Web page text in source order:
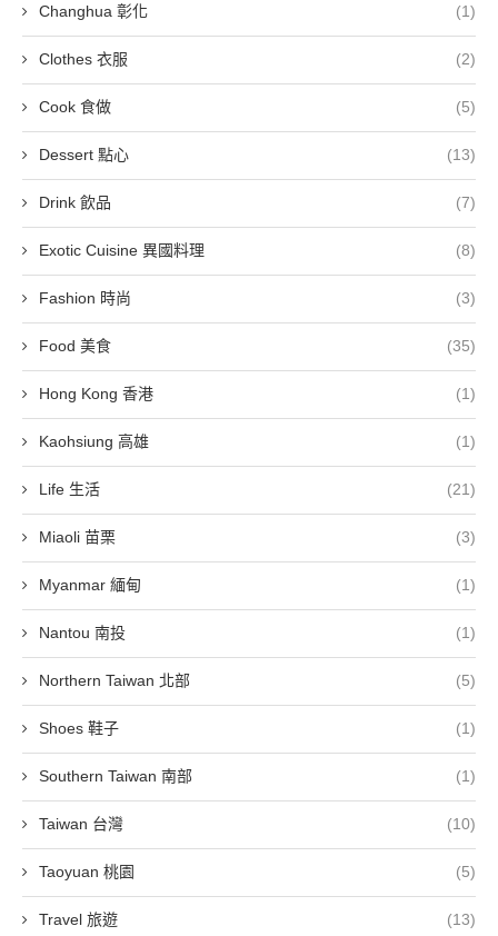
Changhua 彰化 (1)
Clothes 衣服 (2)
Cook 食做 (5)
Dessert 點心 (13)
Drink 飲品 (7)
Exotic Cuisine 異國料理 (8)
Fashion 時尚 (3)
Food 美食 (35)
Hong Kong 香港 (1)
Kaohsiung 高雄 (1)
Life 生活 (21)
Miaoli 苗栗 (3)
Myanmar 緬甸 (1)
Nantou 南投 (1)
Northern Taiwan 北部 (5)
Shoes 鞋子 (1)
Southern Taiwan 南部 (1)
Taiwan 台灣 (10)
Taoyuan 桃園 (5)
Travel 旅遊 (13)